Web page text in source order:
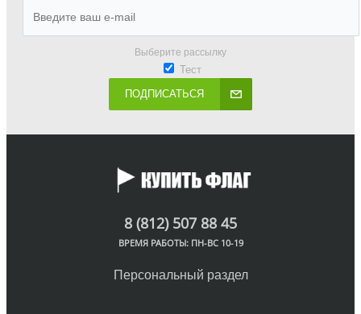
Выберите рассылку
Тест
ПОДПИСАТЬСЯ
8 (812) 507 88 45
ВРЕМЯ РАБОТЫ: ПН-ВС 10-19
Персональный раздел